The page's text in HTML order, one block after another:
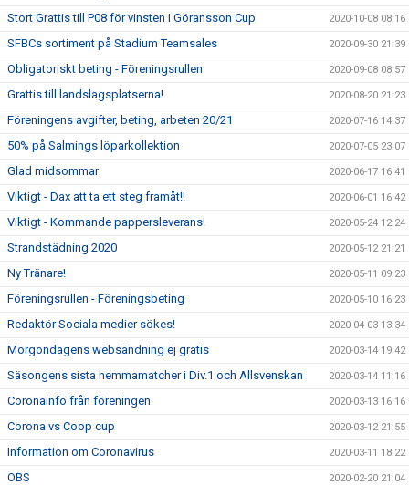
Stort Grattis till P08 för vinsten i Göransson Cup 2020-10-08 08:16
SFBCs sortiment på Stadium Teamsales 2020-09-30 21:39
Obligatoriskt beting - Föreningsrullen 2020-09-08 08:57
Grattis till landslagsplatserna! 2020-08-20 21:23
Föreningens avgifter, beting, arbeten 20/21 2020-07-16 14:37
50% på Salmings löparkollektion 2020-07-05 23:07
Glad midsommar 2020-06-17 16:41
Viktigt - Dax att ta ett steg framåt!! 2020-06-01 16:42
Viktigt - Kommande pappersleverans! 2020-05-24 12:24
Strandstädning 2020 2020-05-12 21:21
Ny Tränare! 2020-05-11 09:23
Föreningsrullen - Föreningsbeting 2020-05-10 16:23
Redaktör Sociala medier sökes! 2020-04-03 13:34
Morgondagens websändning ej gratis 2020-03-14 19:42
Säsongens sista hemmamatcher i Div.1 och Allsvenskan 2020-03-14 11:16
Coronainfo från föreningen 2020-03-13 16:16
Corona vs Coop cup 2020-03-12 21:55
Information om Coronavirus 2020-03-11 18:22
OBS 2020-02-20 21:04